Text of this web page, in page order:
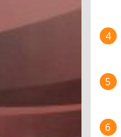
4
5
6